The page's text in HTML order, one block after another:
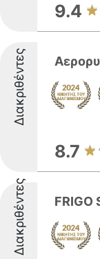
9.4
Διακριθέντες
8.7
Διακριθέντες FRIGO